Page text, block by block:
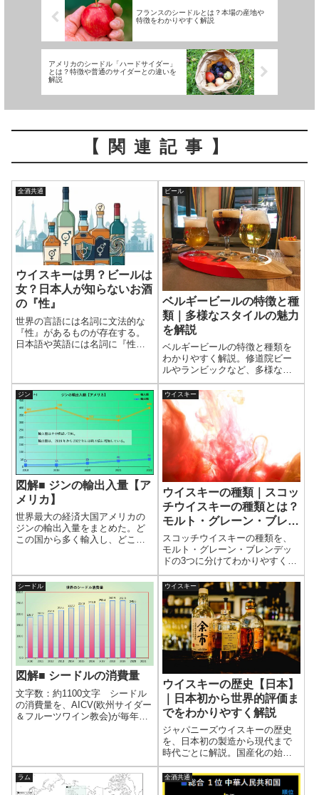
フランスのシードルとは？本場の産地や
特徴をわかりやすく解説
アメリカのシードル「ハードサイダー」
とは？特徴や普通のサイダーとの違いを
解説
【関連記事】
全酒共通
ウイスキーは男？ビールは
女？日本人が知らないお酒
の『性』
世界の言語には名詞に文法的な
『性』があるものが存在する。
日本語や英語には名詞に『性』
っている。13酒、12言語の一覧
表を作成した。お酒の『性』と
言語について紹介しよう。
ビール
ベルギービールの特徴と種
類｜多様なスタイルの魅力
を解説
ベルギービールの特徴と種類を
わかりやすく解説。修道院ビー
ルやランビックなど、多様なス
タイルの魅力を整理する。
ジン
図解■ ジンの輸出入量【ア
メリカ】
世界最大の経済大国アメリカの
ジンの輸出入量をまとめた。ど
この国から多く輸入し、どこの
表にまとめて、グラフにもした
ので理解しやすいだろう。
ウイスキー
ウイスキーの種類｜スコッ
チウイスキーの種類とは？
モルト・グレーン・ブレン
デッドの違いをわかりやす
く解説
スコッチウイスキーの種類を、
モルト・グレーン・ブレンデッ
ドの3つに分けてわかりやすく解
説。それぞれの原料や製法の違
いと特徴を整理し、スコッチの
分類を基礎から理解できる。
シードル
図解■ シードルの消費量
文字数：約1100文字 シードル
の消費量を、AICV(欧州サイダー
＆フルーツワイン教会)が毎年調
ピークに達した。201...
ウイスキー
ウイスキーの歴史【日本】
｜日本初から世界的評価ま
でをわかりやすく解説
ジャパニーズウイスキーの歴史
を、日本初の製造から現代まで
時代ごとに解説。国産化の始ま
りや発展の流れ、世界的評価を
得るまでの過程を整理し、日本
独自のウイスキー文化を理解で
ラム 全酒共通